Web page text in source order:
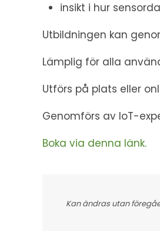
insikt i hur
Utbildningen kan
Lämplig för alla
Utförs på plats eller
Genomförs av IoT-
Boka via denna länk.
Kan ändras utan